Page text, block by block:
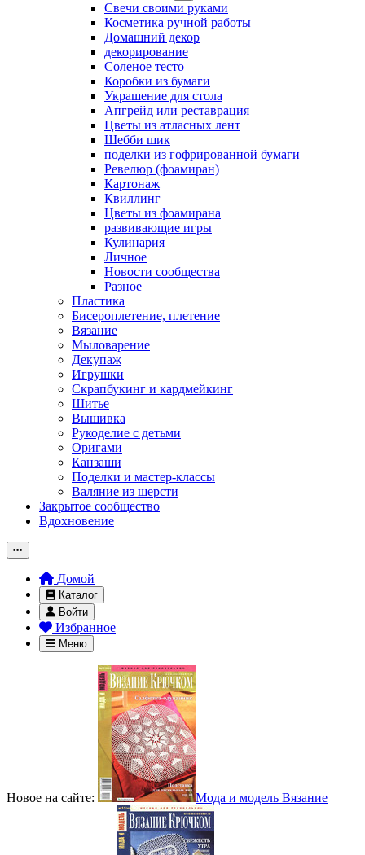
Свечи своими руками
Косметика ручной работы
Домашний декор
декорирование
Соленое тесто
Коробки из бумаги
Украшение для стола
Апгрейд или реставрация
Цветы из атласных лент
Шебби шик
поделки из гофрированной бумаги
Ревелюр (фоамиран)
Картонаж
Квиллинг
Цветы из фоамирана
развивающие игры
Кулинария
Личное
Новости сообщества
Разное
Пластика
Бисероплетение, плетение
Вязание
Мыловарение
Декупаж
Игрушки
Скрапбукинг и кардмейкинг
Шитье
Вышивка
Рукоделие с детьми
Оригами
Канзаши
Поделки и мастер-классы
Валяние из шерсти
Закрытое сообщество
Вдохновение
Домой
Каталог
Войти
Избранное
Меню
Новое на сайте: Мода и модель Вязание